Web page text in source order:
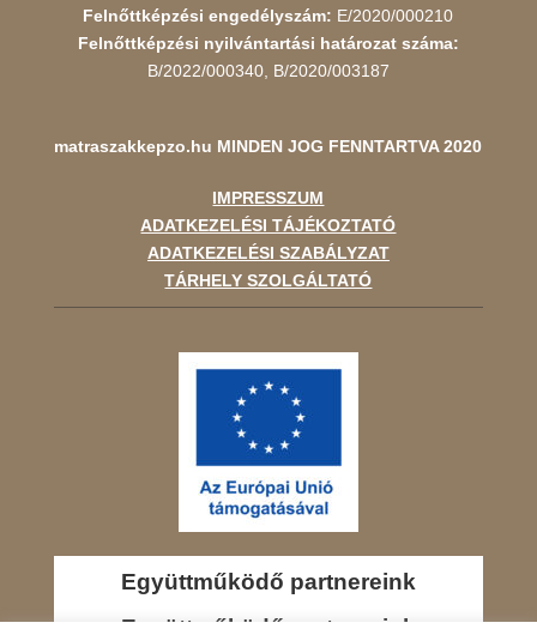
Felnőttképzési engedélyszám: E/2020/000210
Felnőttképzési nyilvántartási határozat száma:
B/2022/000340, B/2020/003187
matraszakkepzo.hu MINDEN JOG FENNTARTVA 2020
IMPRESSZUM
ADATKEZELÉSI TÁJÉKOZTATÓ
ADATKEZELÉSI SZABÁLYZAT
TÁRHELY SZOLGÁLTATÓ
Együttműködő partnereink
Együttműködő partnereink